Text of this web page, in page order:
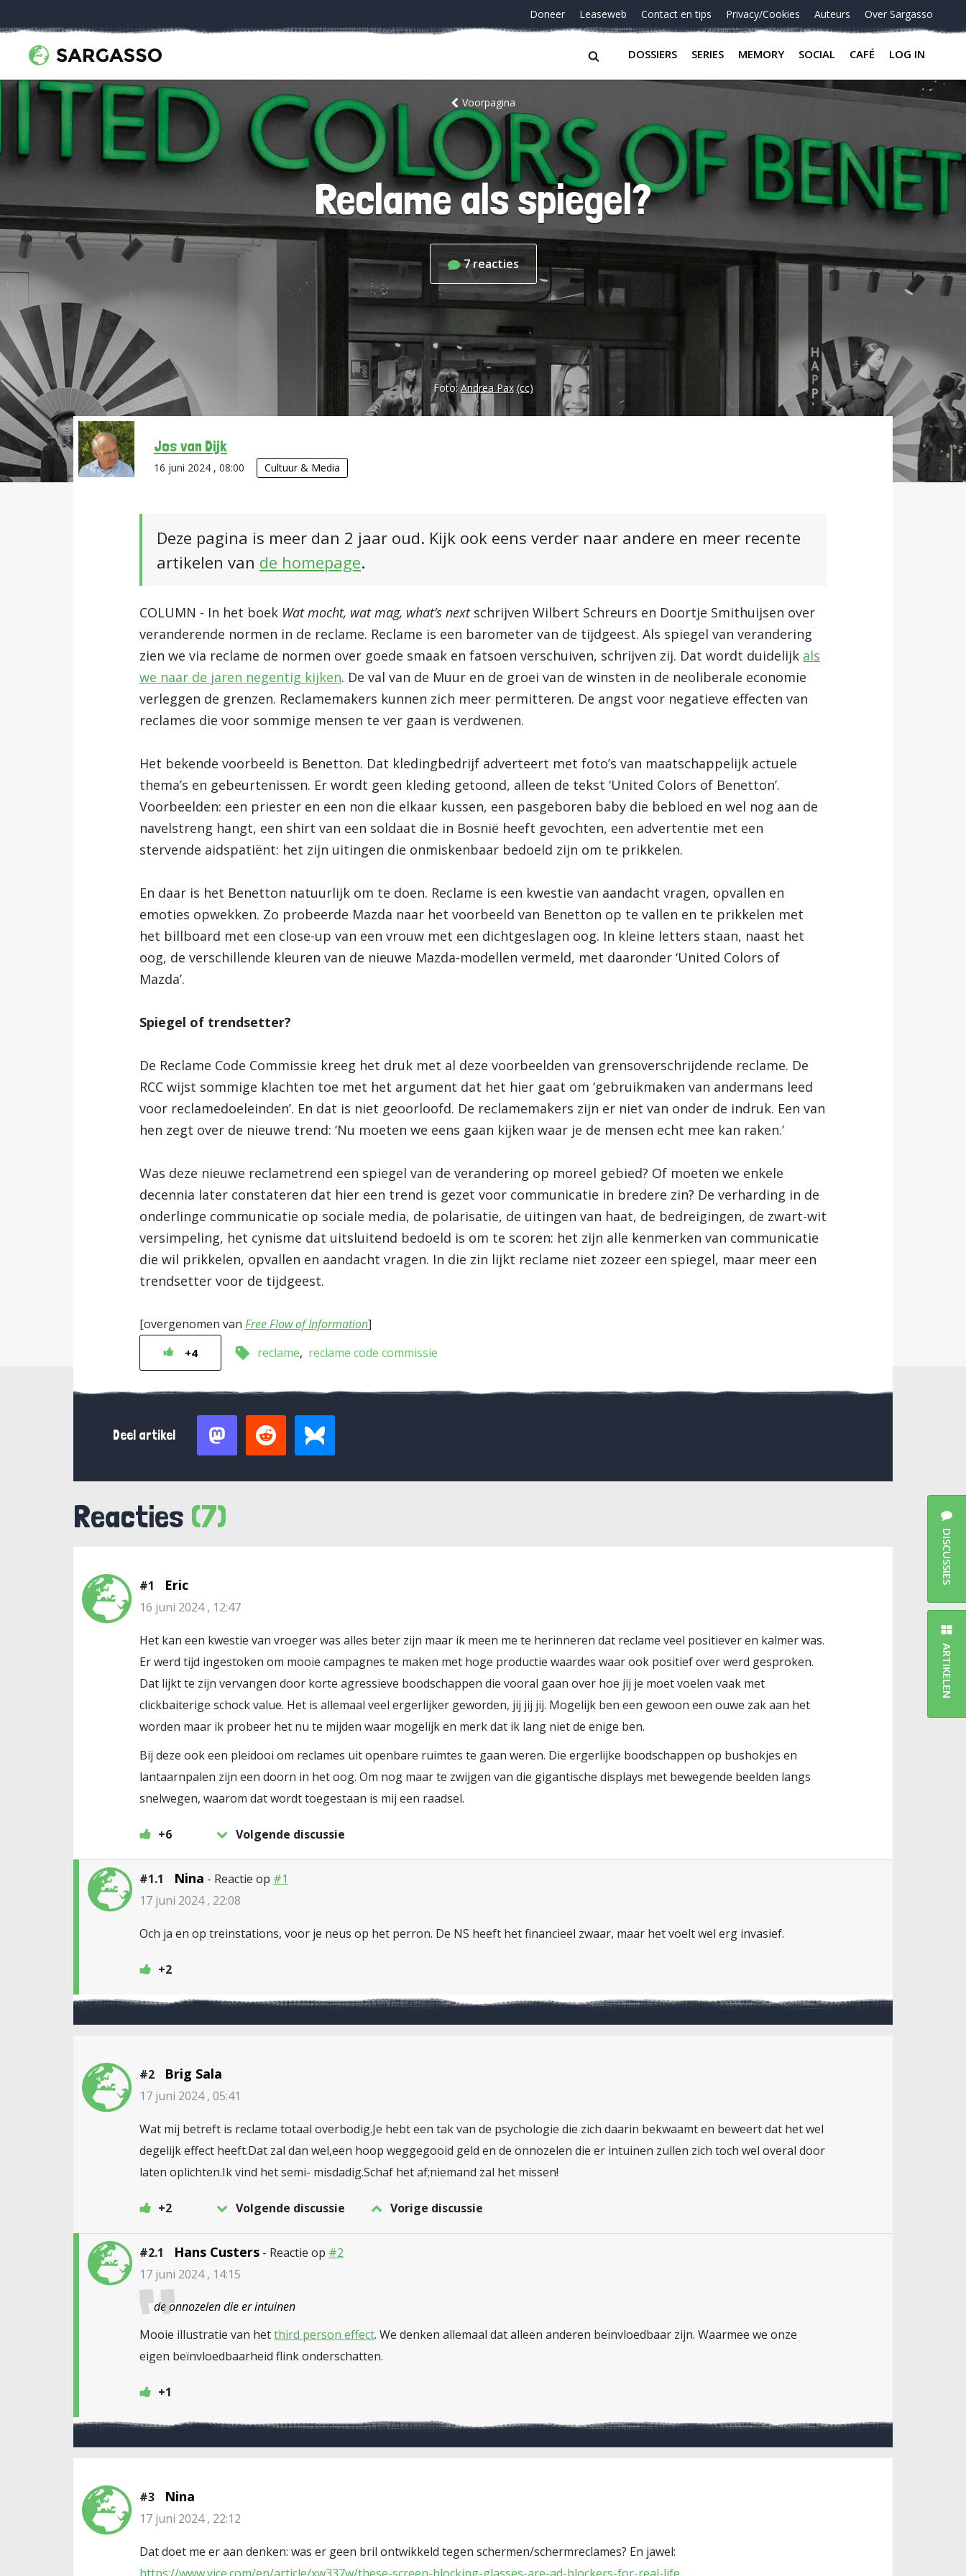
Doneer Leaseweb Contact en tips Privacy/Cookies Auteurs Over Sargasso
DOSSIERS SERIES MEMORY SOCIAL CAFÉ LOG IN
Voorpagina
Reclame als spiegel?
7reacties
Foto: Andrea Pax (cc)
Jos van Dijk
16 juni 2024 , 08:00 Cultuur & Media
Deze pagina is meer dan 2 jaar oud. Kijk ook eens verder naar andere en meer recente
artikelen van de homepage.
COLUMN - In het boek Wat mocht, wat mag, what’s nextschrijven Wilbert Schreurs en Doortje Smithuijsen over
veranderende normen in de reclame. Reclame is een barometer van de tijdgeest. Als spiegel van verandering
zien we via reclame de normen over goede smaak en fatsoen verschuiven, schrijven zij. Dat wordt duidelijk als
we naar de jaren negentig kijken. De val van de Muur en de groei van de winsten in de neoliberale economie
verleggen de grenzen. Reclamemakers kunnen zich meer permitteren. De angst voor negatieve effecten van
reclames die voor sommige mensen te ver gaan is verdwenen.
Het bekende voorbeeld is Benetton. Dat kledingbedrijf adverteert met foto’s van maatschappelijk actuele
thema’s en gebeurtenissen. Er wordt geen kleding getoond, alleen de tekst ‘United Colors of Benetton’.
Voorbeelden: een priester en een non die elkaar kussen, een pasgeboren baby die bebloed en wel nog aan de
navelstreng hangt, een shirt van een soldaat die in Bosnië heeft gevochten, een advertentie met een
stervende aidspatiënt: het zijn uitingen die onmiskenbaar bedoeld zijn om te prikkelen.
En daar is het Benetton natuurlijk om te doen. Reclame is een kwestie van aandacht vragen, opvallen en
emoties opwekken. Zo probeerde Mazda naar het voorbeeld van Benetton op te vallen en te prikkelen met
het billboard met een close-up van een vrouw met een dichtgeslagen oog. In kleine letters staan, naast het
oog, de verschillende kleuren van de nieuwe Mazda-modellen vermeld, met daaronder ‘United Colors of
Mazda’.
Spiegel of trendsetter?
De Reclame Code Commissie kreeg het druk met al deze voorbeelden van grensoverschrijdende reclame. De
RCC wijst sommige klachten toe met het argument dat het hier gaat om ‘gebruikmaken van andermans leed
voor reclamedoeleinden’. En dat is niet geoorloofd. De reclamemakers zijn er niet van onder de indruk. Een van
hen zegt over de nieuwe trend: ‘Nu moeten we eens gaan kijken waar je de mensen echt mee kan raken.’
Was deze nieuwe reclametrend een spiegel van de verandering op moreel gebied? Of moeten we enkele
decennia later constateren dat hier een trend is gezet voor communicatie in bredere zin? De verharding in de
onderlinge communicatie op sociale media, de polarisatie, de uitingen van haat, de bedreigingen, de zwart-wit
versimpeling, het cynisme dat uitsluitend bedoeld is om te scoren: het zijn alle kenmerken van communicatie
die wil prikkelen, opvallen en aandacht vragen. In die zin lijkt reclame niet zozeer een spiegel, maar meer een
trendsetter voor de tijdgeest.
[overgenomen van Free Flow of Information]
+4 reclame reclame code commissie
Deel artikel
Reacties (7)
#1 Eric
16 juni 2024 , 12:47
Het kan een kwestie van vroeger was alles beter zijn maar ik meen me te herinneren dat reclame veel positiever en kalmer was.
Er werd tijd ingestoken om mooie campagnes te maken met hoge productie waardes waar ook positief over werd gesproken.
Dat lijkt te zijn vervangen door korte agressieve boodschappen die vooral gaan over hoe jij je moet voelen vaak met
clickbaiterige schock value. Het is allemaal veel ergerlijker geworden, jij jij jij. Mogelijk ben een gewoon een ouwe zak aan het
worden maar ik probeer het nu te mijden waar mogelijk en merk dat ik lang niet de enige ben.
Bij deze ook een pleidooi om reclames uit openbare ruimtes te gaan weren. Die ergerlijke boodschappen op bushokjes en
lantaarnpalen zijn een doorn in het oog. Om nog maar te zwijgen van die gigantische displays met bewegende beelden langs
snelwegen, waarom dat wordt toegestaan is mij een raadsel.
+6 Volgende discussie
#1.1 Nina - Reactie op #1
17 juni 2024 , 22:08
Och ja en op treinstations, voor je neus op het perron. De NS heeft het financieel zwaar, maar het voelt wel erg invasief.
+2
#2 Brig Sala
17 juni 2024 , 05:41
Wat mij betreft is reclame totaal overbodig.Je hebt een tak van de psychologie die zich daarin bekwaamt en beweert dat het wel
degelijk effect heeft.Dat zal dan wel,een hoop weggegooid geld en de onnozelen die er intuinen zullen zich toch wel overal door
laten oplichten.Ik vind het semi- misdadig.Schaf het af;niemand zal het missen!
+2 Volgende discussie Vorige discussie
#2.1 Hans Custers - Reactie op #2
17 juni 2024 , 14:15
de onnozelen die er intuinen
Mooie illustratie van hetthird person effect. We denken allemaal dat alleen anderen beïnvloedbaar zijn. Waarmee we onze
eigen beïnvloedbaarheid flink onderschatten.
+1
#3 Nina
17 juni 2024 , 22:12
Dat doet me er aan denken: was er geen bril ontwikkeld tegen schermen/schermreclames? En jawel:
DISCUSSIES
ARTIKELEN